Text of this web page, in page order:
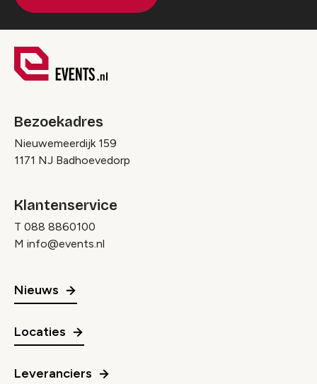
Bezoekadres
Nieuwemeerdijk 159
1171 NJ Badhoevedorp
Klantenservice
T 088 8860100
M info@events.nl
Nieuws
Locaties
Leveranciers